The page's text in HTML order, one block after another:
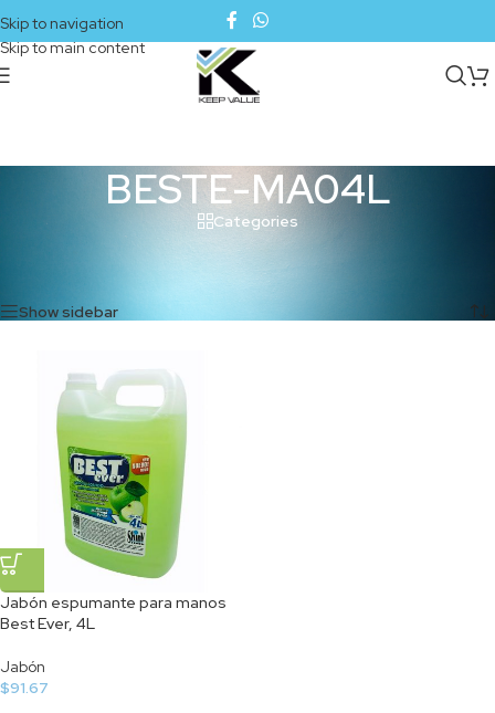
Skip to navigation
Skip to main content
BESTE-MA04L
Categories
Productos etiquetados “BESTE-MA04L”
Show sidebar
Jabón espumante para manos
Best Ever, 4L
Jabón
$91.67